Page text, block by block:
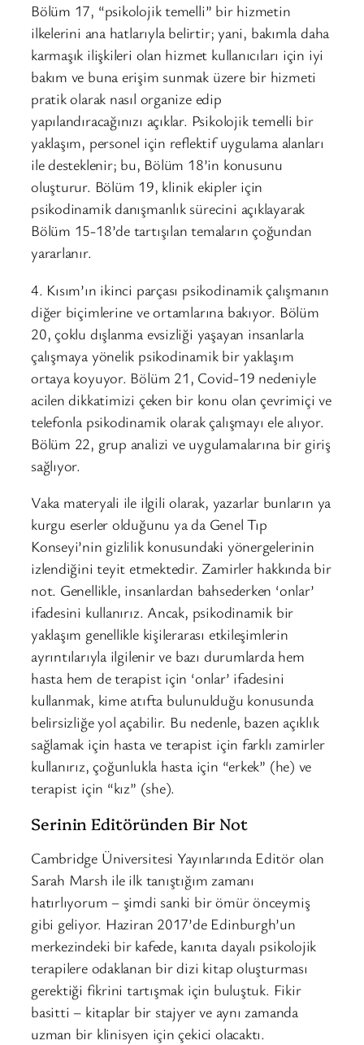
Bölüm 17, “psikolojik temelli” bir hizmetin
ilkelerini ana hatlarıyla belirtir; yani, bakımla daha
karmaşık ilişkileri olan hizmet kullanıcıları için iyi
bakım ve buna erişim sunmak üzere bir hizmeti
pratik olarak nasıl organize edip
yapılandıracağınızı açıklar. Psikolojik temelli bir
yaklaşım, personel için reflektif uygulama alanları
ile desteklenir; bu, Bölüm 18’in konusunu
oluşturur. Bölüm 19, klinik ekipler için
psikodinamik danışmanlık sürecini açıklayarak
Bölüm 15-18’de tartışılan temaların çoğundan
yararlanır.
4. Kısım’ın ikinci parçası psikodinamik çalışmanın
diğer biçimlerine ve ortamlarına bakıyor. Bölüm
20, çoklu dışlanma evsizliği yaşayan insanlarla
çalışmaya yönelik psikodinamik bir yaklaşım
ortaya koyuyor. Bölüm 21, Covid-19 nedeniyle
acilen dikkatimizi çeken bir konu olan çevrimiçi ve
telefonla psikodinamik olarak çalışmayı ele alıyor.
Bölüm 22, grup analizi ve uygulamalarına bir giriş
sağlıyor.
Vaka materyali ile ilgili olarak, yazarlar bunların ya
kurgu eserler olduğunu ya da Genel Tıp
Konseyi’nin gizlilik konusundaki yönergelerinin
izlendiğini teyit etmektedir. Zamirler hakkında bir
not. Genellikle, insanlardan bahsederken ‘onlar’
ifadesini kullanırız. Ancak, psikodinamik bir
yaklaşım genellikle kişilerarası etkileşimlerin
ayrıntılarıyla ilgilenir ve bazı durumlarda hem
hasta hem de terapist için ‘onlar’ ifadesini
kullanmak, kime atıfta bulunulduğu konusunda
belirsizliğe yol açabilir. Bu nedenle, bazen açıklık
sağlamak için hasta ve terapist için farklı zamirler
kullanırız, çoğunlukla hasta için “erkek” (he) ve
terapist için “kız” (she).
Serinin Editöründen Bir Not
Cambridge Üniversitesi Yayınlarında Editör olan
Sarah Marsh ile ilk tanıştığım zamanı
hatırlıyorum – şimdi sanki bir ömür önceymiş
gibi geliyor. Haziran 2017’de Edinburgh’un
merkezindeki bir kafede, kanıta dayalı psikolojik
terapilere odaklanan bir dizi kitap oluşturması
gerektiği fikrini tartışmak için buluştuk. Fikir
basitti – kitaplar bir stajyer ve aynı zamanda
uzman bir klinisyen için çekici olacaktı.